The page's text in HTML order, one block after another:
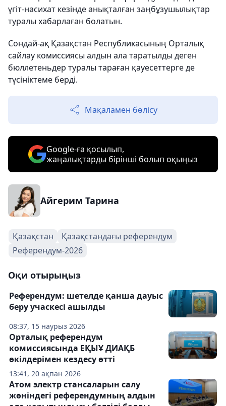
үгіт-насихат кезінде анықталған заңбұзушылықтар
туралы хабарлаған болатын.
Сондай-ақ Қазақстан Республикасының Орталық
сайлау комиссиясы алдын ала таратылды деген
бюллетеньдер туралы тараған қауесеттерге де
түсініктеме берді.
Мақаламен бөлісу
Google-ға қосылып,
жаңалықтарды бірінші болып оқыңыз
Айгерим Тарина
Қазақстан
Қазақстандағы референдум
Референдум-2026
Оқи отырыңыз
08:37, 15 наурыз 2026
Референдум: шетелде қанша дауыс
беру учаскесі ашылды
13:41, 20 ақпан 2026
Орталық референдум
комиссиясында ЕҚЫҰ ДИАҚБ
өкілдерімен кездесу өтті
Атом электр стансаларын салу
жөніндегі референдумның алдын